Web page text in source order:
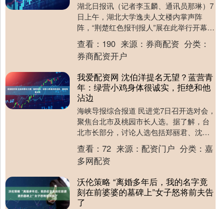
湖北日报讯（记者李玉麟、通讯员那琳）7
日上午，湖北大学逸夫人文楼内掌声阵
阵，“荆楚红色报刊报人”展在此举行开幕暨
揭牌仪式。展厅以《笔尖烽火——荆楚红
色报刊人主题....
查看： 190 来源： 券商配资 分类：
券商配资开户
我爱配资网 沈伯洋提名无望？蓝营青
年：绿营小鸡身体很诚实，拒绝和他
沾边
海峡导报综合报道 民进党7日召开选对会，
聚焦台北市及桃园市长人选。据了解，台
北市长部分，讨论人选包括郑丽君、沈伯
洋、吴怡农、范云等，尚未有结论。对
此，国民党青年....
查看： 72 来源： 配资门户 分类：嘉
多网配资
沃伦策略 “离婚多年后，我的名字竟
刻在前婆婆的墓碑上”女子怒将前夫告
了